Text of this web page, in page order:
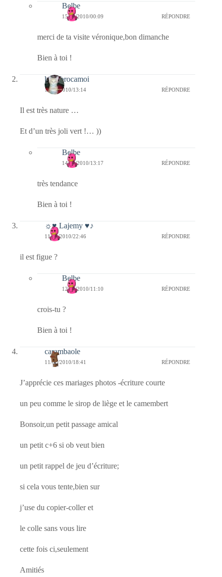
Belbe
15/08/2010/00:09 RÉPONDRE
merci de ta visite véronique,bon dimanche
Bien à toi !
bricabrocamoi
14/08/2010/13:14 RÉPONDRE
Il est très nature …
Et d’un très joli vert !… ))
Belbe
14/08/2010/13:17 RÉPONDRE
très tendance
Bien à toi !
☼♥ Lajemy ♥♪
11/08/2010/22:46 RÉPONDRE
il est figue ?
Belbe
12/08/2010/11:10 RÉPONDRE
crois-tu ?
Bien à toi !
carambaole
11/08/2010/18:41 RÉPONDRE
J’apprécie ces mariages photos -écriture courte
un peu comme le sirop de liège et le camembert
Bonsoir,un petit passage amical
un petit c+6 si ob veut bien
un petit rappel de jeu d’écriture;
si cela vous tente,bien sur
j’use du copier-coller et
le colle sans vous lire
cette fois ci,seulement
Amitiés